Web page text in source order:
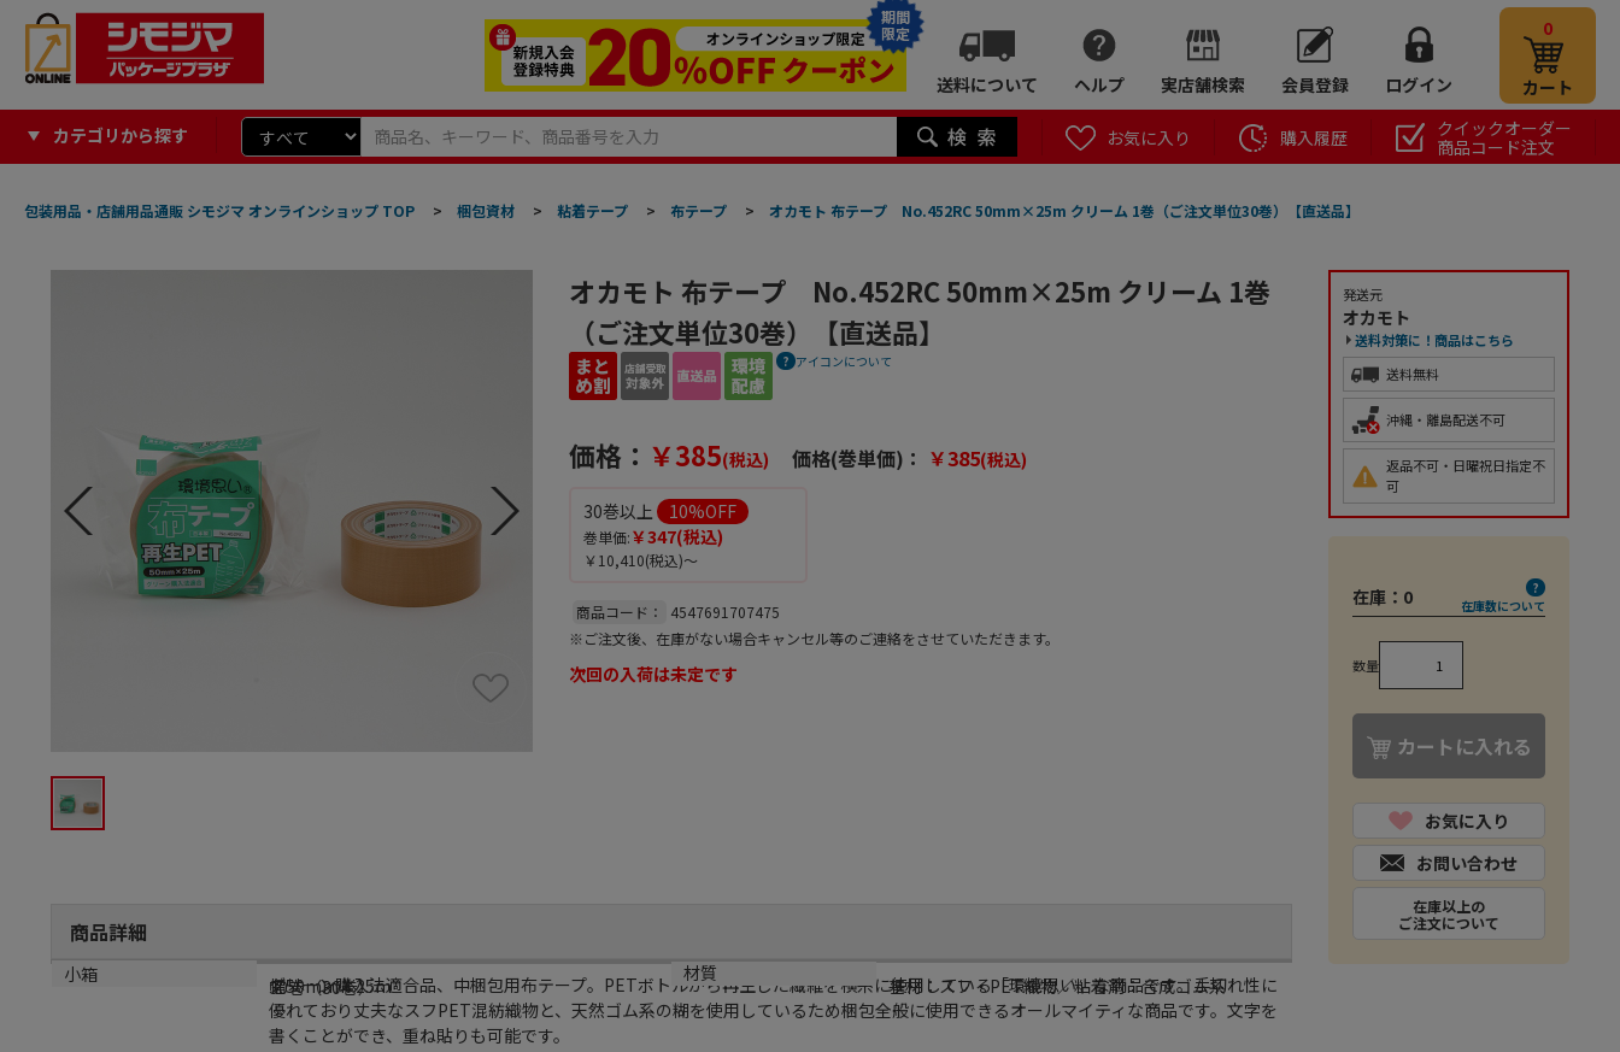
期間
限定
送料について ヘルプ 実店舗検索 会員登録 ログイン
0
カート
カテゴリから探す お気に入り 購入履歴
クイックオーダー
商品コード注文
包装用品・店舗用品通販 シモジマ オンラインショップ TOP > 梱包資材 > 粘着テープ > 布テープ > オカモト 布テープ No.452RC 50mm×25m クリーム 1巻（ご注文単位30巻）【直送品】
オカモト 布テープ No.452RC 50mm×25m クリーム 1巻
（ご注文単位30巻）【直送品】
アイコンについて
価格： ￥385(税込) 価格(巻単価)： ￥385(税込)
30巻以上 10%OFF
巻単価:￥347(税込)
￥10,410(税込)～
商品コード：
4547691707475
※ご注文後、在庫がない場合キャンセル等のご連絡をさせていただきます。
次回の入荷は未定です
商品詳細
商品説明
グリーン購入法適合品、中梱包用布テープ。PETボトルから再生した繊維を横糸に使用している「環境思い」な商品です。手切れ性に
優れており丈夫なスフPET混紡織物と、天然ゴム系の糊を使用しているため梱包全般に使用できるオールマイティな商品です。文字を
書くことができ、重ね貼りも可能です。
サイズ
幅50mm×25m
材質
基材：スフ・PET織物／粘着剤：合成ゴム系
小箱
30巻（30巻）
発送元
オカモト
送料対策に！商品はこちら
送料無料
沖縄・離島配送不可
返品不可・日曜祝日指定不
可
在庫： 0 在庫数について
数量
カートに入れる
お気に入り
お問い合わせ
在庫以上の
ご注文について